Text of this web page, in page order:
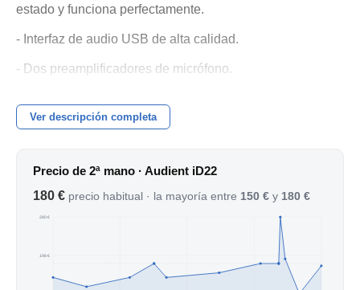
estado y funciona perfectamente.
- Interfaz de audio USB de alta calidad.
- Dos preamplificadores de micrófono.
- Cuatro salidas de línea.
- Monitorización de alta resolución.
- Dos Sen/Returnd para daltarte los previos, (muy util si
utilizas aparatos externos como previos, compresores, eq
Ver descripción completa
Precio de 2ª mano · Audient iD22
180 € precio habitual · la mayoría entre 150 € y 180 €
198 €
280 €